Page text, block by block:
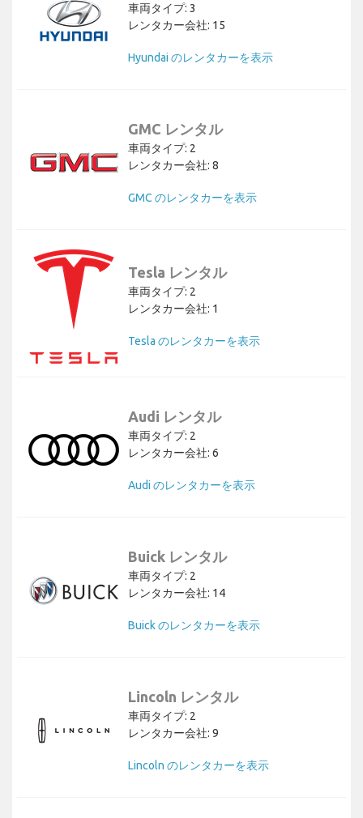
車両タイプ: 3
レンタカー会社: 15
Hyundai のレンタカーを表示
GMC レンタル
車両タイプ: 2
レンタカー会社: 8
GMC のレンタカーを表示
Tesla レンタル
車両タイプ: 2
レンタカー会社: 1
Tesla のレンタカーを表示
Audi レンタル
車両タイプ: 2
レンタカー会社: 6
Audi のレンタカーを表示
Buick レンタル
車両タイプ: 2
レンタカー会社: 14
Buick のレンタカーを表示
Lincoln レンタル
車両タイプ: 2
レンタカー会社: 9
Lincoln のレンタカーを表示